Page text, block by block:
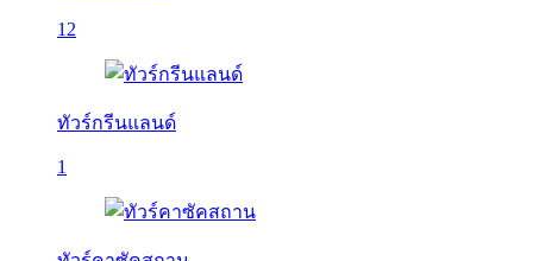
12
ทัวร์กรีนแลนด์
1